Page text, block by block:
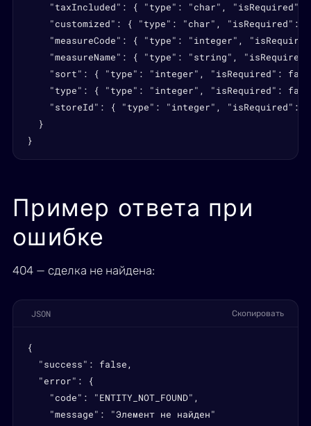
"taxIncluded": { "type": "char",
"customized": { "type": "char", "isRequired":
"measureCode": { "type": "integer",
"measureName": { "type": "string",
"sort": { "type": "integer", "isRequired":
"type": { "type": "integer", "isRequired":
"storeId": { "type": "integer", "isRequired":
  }
}
Пример ответа при
ошибке
404 — сделка не найдена:
JSON Скопировать
{
  "success": false,
  "error": {
    "code": "ENTITY_NOT_FOUND",
    "message": "Элемент не найден"